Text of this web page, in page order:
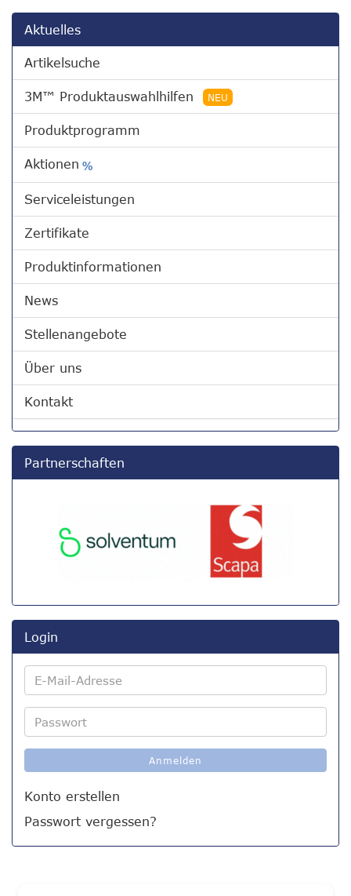
Aktuelles
Artikelsuche
3M™ Produktauswahlhilfen NEU
Produktprogramm
Aktionen %
Serviceleistungen
Zertifikate
Produktinformationen
News
Stellenangebote
Über uns
Kontakt
Partnerschaften
Login
E-
Mail-
Passwort
Anmelden
Konto erstellen
Passwort vergessen?